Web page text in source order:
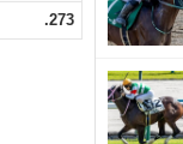
.273